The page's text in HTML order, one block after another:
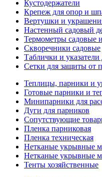
Кустодержатели
Крепеж для опор и
Вертушки и
Настенный садовый
Термометры садовые
Скворечники садовые
Таблички и указатели
Сетки для защиты от
Теплицы, парники и
Готовые парники и
Минипарники для
Дуги для парников
Сопутствующие
Пленка парниковая
Пленка техническая
Нетканые укрывные
Нетканые укрывные
Тенты хозяйственные